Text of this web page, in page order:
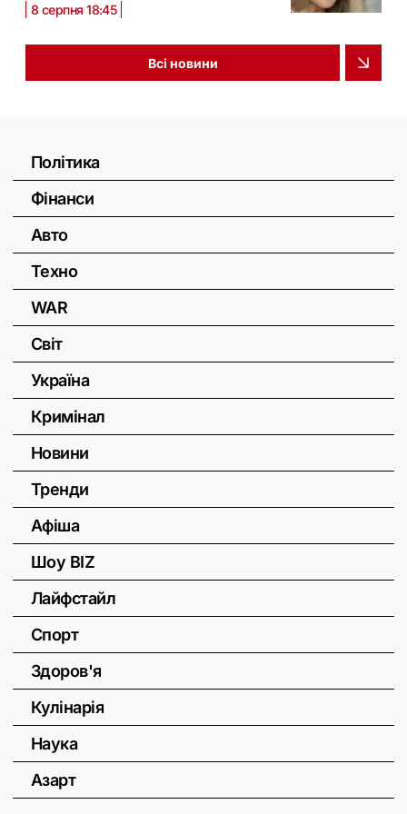
8 серпня 18:45
Всі новини
Політика
Фінанси
Авто
Техно
WAR
Світ
Україна
Кримінал
Новини
Тренди
Афіша
Шоу BIZ
Лайфстайл
Спорт
Здоров'я
Кулінарія
Наука
Азарт